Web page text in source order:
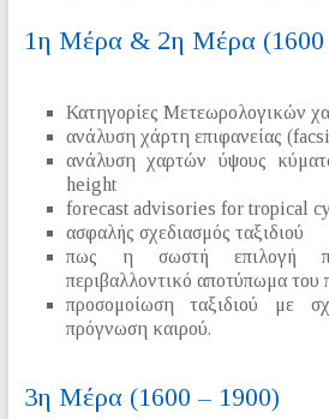
1η Μέρα & 2η Μέρα (1600
Κατηγορίες Μετεωρολογικών
ανάλυση χάρτη επιφανείας
ανάλυση χαρτών ύψους
height
forecast advisories for tropical
ασφαλής σχεδιασμός ταξιδιού
πως η σωστή επιλογή
περιβαλλοντικό αποτύπωμα του
προσομοίωση ταξιδιού με
πρόγνωση καιρού.
3η Μέρα (1600 – 1900)